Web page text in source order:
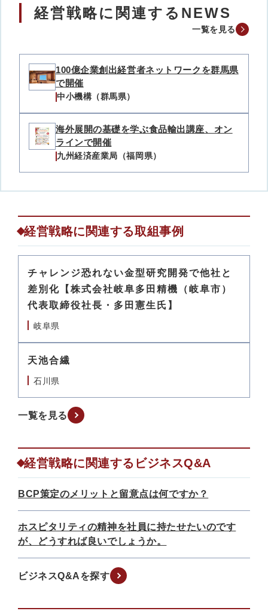
経営戦略に関連するNEWS
一覧を見る
100億企業創出経営者ネットワークを群馬県
で開催
中小機構（群馬県）
海外展開の基礎を学ぶ食品輸出講座、オン
ラインで開催
九州経済産業局（福岡県）
経営戦略に関連する取組事例
チャレンジ恐れない金型研究開発で他社と
差別化【株式会社岐阜多田精機（岐阜市）
代表取締役社長・多田憲生氏】
岐阜県
天池合繊
石川県
一覧を見る
経営戦略に関連するビジネスQ&A
BCP策定のメリットと留意点は何ですか？
ホスピタリティの精神を社員に持たせたいのです
が、どうすれば良いでしょうか。
ビジネスQ&Aを探す